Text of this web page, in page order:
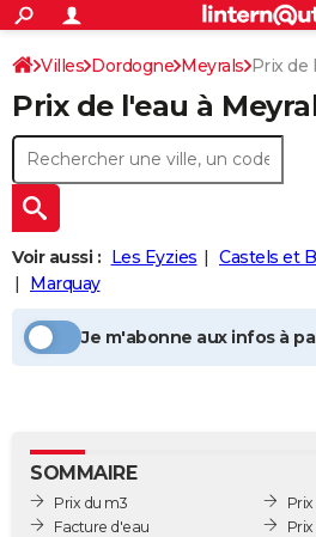
ACTUALITÉS
Politique
Société
Faits Divers
Education
Monde
Villes
+
SPORT
Coupe du monde 2026
Football
Tennis
Cyclisme
Rugby
Forum
Programme TV
TNTStreaming
Cinéma
Sorties cinéma
Musique
Retraite
Impôts
Epargne
Immobilier
Risques naturels par ville
Banque
Assurance
Crédit
AUTO
Essais
Réserver un essai
Citadines
Berlines
SUV
Forum auto
+
Mobiles
Meilleur smartphone
Internet
Ordinateurs
Jeux vidéo
Guide high-tech
+BRICOLAGE
Forum
Aménagement intérieur
Extérieur
Cuisine
Salle de bains
Jardinage
Rangement
+WEEK-END
Art de vivre
Bien-être
Loisirs
Mode
Modes de vie
SANTE
Alimentation
Guide de la santé
Maladies
Médicaments
Sommeil
VOYAGE
S'inscrire
Connexion
Villes Dordogne Meyrals Prix de
Prix de l'eau à
Voir aussi : Les Eyzies Castels et
Marquay
Je m'abonne aux infos à
SOMMAIRE
Prix du m3
Facture d'eau